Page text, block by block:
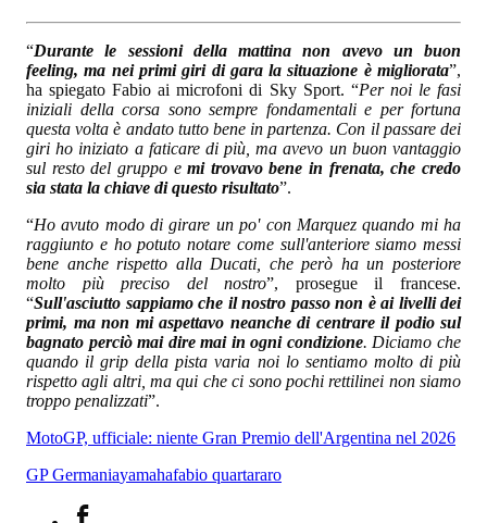
“Durante le sessioni della mattina non avevo un buon
feeling, ma nei primi giri di gara la situazione è migliorata”,
ha spiegato Fabio ai microfoni di Sky Sport. “Per noi le fasi
iniziali della corsa sono sempre fondamentali e per fortuna
questa volta è andato tutto bene in partenza. Con il passare dei
giri ho iniziato a faticare di più, ma avevo un buon vantaggio
sul resto del gruppo emi trovavo bene in frenata, che credo
sia stata la chiave di questo risultato”.
“Ho avuto modo di girare un po' con Marquez quando mi ha
raggiunto e ho potuto notare come sull'anteriore siamo messi
bene anche rispetto alla Ducati, che però ha un posteriore
molto più preciso del nostro”, prosegue il francese.
“Sull'asciutto sappiamo che il nostro passo non è ai livelli dei
primi, ma non mi aspettavo neanche di centrare il podio sul
bagnato perciò mai dire mai in ogni condizione. Diciamo che
quando il grip della pista varia noi lo sentiamo molto di più
rispetto agli altri, ma qui che ci sono pochi rettilinei non siamo
troppo penalizzati”.
MotoGP, ufficiale: niente Gran Premio dell'Argentina nel 2026
GP Germaniayamahafabio quartararo